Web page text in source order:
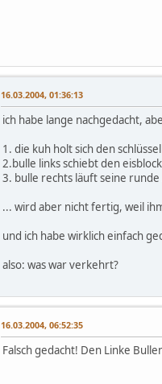
16.03.2004, 01:36:13
ich habe lange nachgedacht,
1. die kuh holt sich den
2.bulle links schiebt den
3. bulle rechts läuft seine runde
... wird aber nicht fertig, weil
und ich habe wirklich einfach
also: was war verkehrt?
16.03.2004, 06:52:35
Falsch gedacht! Den Linke